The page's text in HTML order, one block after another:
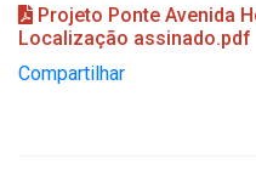
Projeto Ponte Avenida
Localização assinado.pdf
Compartilhar